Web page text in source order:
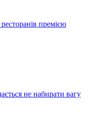
премією
не набирати вагу